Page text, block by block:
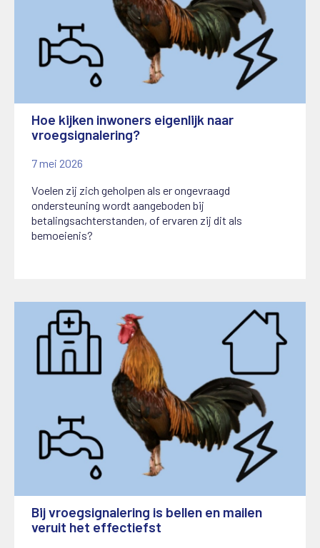
Hoe kijken inwoners eigenlijk naar
vroegsignalering?
7 mei 2026
Voelen zij zich geholpen als er ongevraagd
ondersteuning wordt aangeboden bij
betalingsachterstanden, of ervaren zij dit als
bemoeienis?
Bij vroegsignalering is bellen en mailen
veruit het effectiefst